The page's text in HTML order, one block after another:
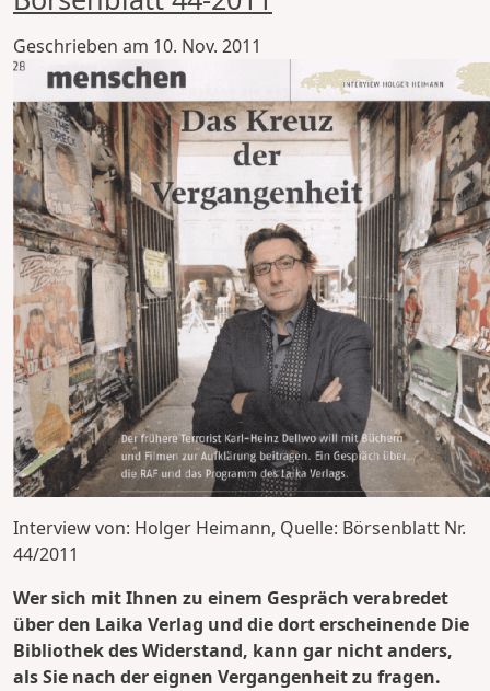
Geschrieben am 10. Nov. 2011
Interview von: Holger Heimann, Quelle: Börsenblatt Nr.
44/2011
Wer sich mit Ihnen zu einem Gespräch verabredet
über den Laika Verlag und die dort erscheinende Die
Bibliothek des Widerstand, kann gar nicht anders,
als Sie nach der eignen Vergangenheit zu fragen.